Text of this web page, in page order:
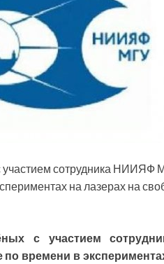
участием сотрудника НИИЯФ
на лазерах на
с участием
времени в